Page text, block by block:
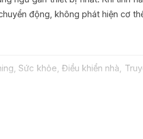
động, không phát hiện cơ
Sức khỏe, Điều khiển nhà,